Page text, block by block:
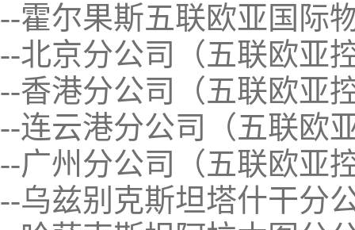
--霍尔果斯五联欧亚国际
--北京分公司（五联欧亚
--香港分公司（五联欧亚
--连云港分公司（五联欧
--广州分公司（五联欧亚
--乌兹别克斯坦塔什干分